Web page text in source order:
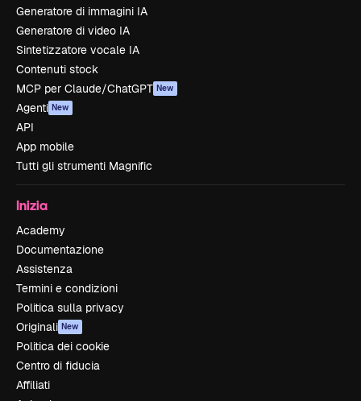
Generatore di immagini IA
Generatore di video IA
Sintetizzatore vocale IA
Contenuti stock
MCP per Claude/ChatGPT New
Agenti New
API
App mobile
Tutti gli strumenti Magnific
Inizia
Academy
Documentazione
Assistenza
Termini e condizioni
Politica sulla privacy
Originali New
Politica dei cookie
Centro di fiducia
Affiliati